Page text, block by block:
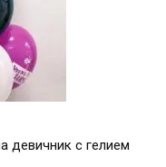
девичник с гелием